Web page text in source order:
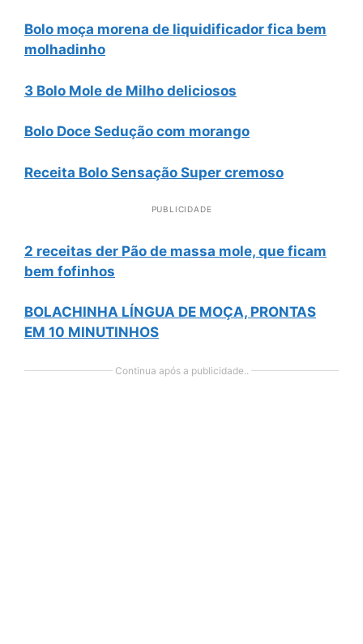
Bolo moça morena de liquidificador fica bem
molhadinho
3 Bolo Mole de Milho deliciosos
Bolo Doce Sedução com morango
Receita Bolo Sensação Super cremoso
PUBLICIDADE
2 receitas der Pão de massa mole, que ficam
bem fofinhos
BOLACHINHA LÍNGUA DE MOÇA, PRONTAS
EM 10 MINUTINHOS
Continua após a publicidade..